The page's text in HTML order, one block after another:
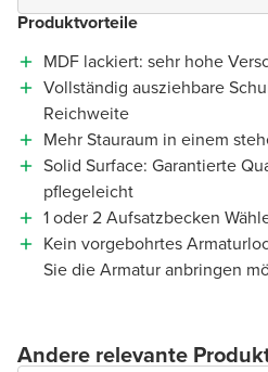
Produktvorteile
MDF lackiert: sehr hohe
Vollständig ausziehbare
Reichweite
Mehr Stauraum in einem
Solid Surface: Garantierte
pflegeleicht
1 oder 2 Aufsatzbecken
Kein vorgebohrtes
Sie die Armatur anbringen
Andere relevante